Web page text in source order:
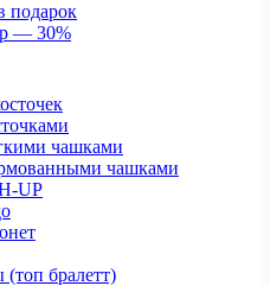
подарок
— 30%
чашками
чашками
UP
бралетт)